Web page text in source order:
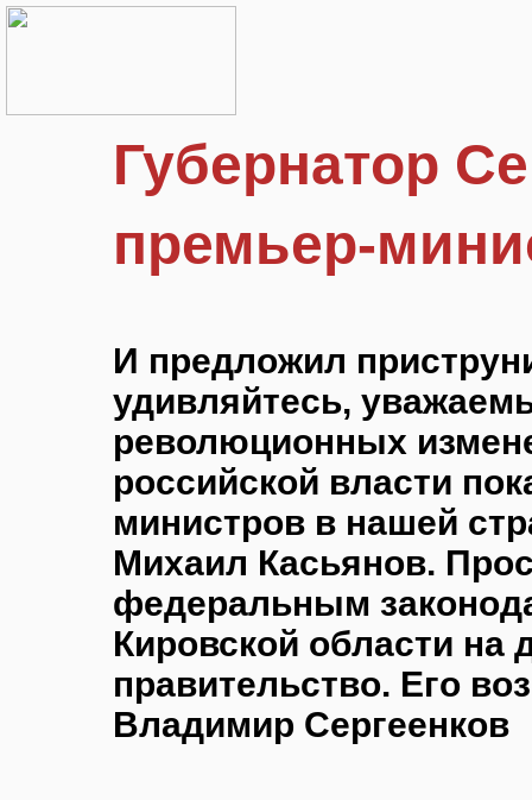
Губернатор
премьер-
И предложил
удивляйтесь,
революционных
российской власти
министров в нашей
Михаил Касьянов.
федеральным
Кировской области на
правительство. Его
Владимир Сергеенков